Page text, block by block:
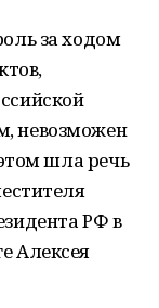
за ходом
невозможен
шла речь
РФ в
Алексея